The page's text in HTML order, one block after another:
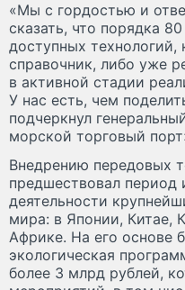
«Мы с гордостью и
сказать, что порядка
доступных
справочник, либо уже
в активной стадии
У нас есть, чем
подчеркнул
морской торговый
Внедрению передовых
предшествовал период
деятельности
мира: в Японии, Китае,
Африке. На его основе
экологическая
более 3 млрд рублей,